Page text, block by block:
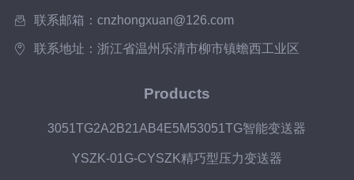
联系邮箱：cnzhongxuan@126.com
联系地址：浙江省温州乐清市柳市镇蟾西工业区
Products
3051TG2A2B21AB4E5M53051TG智能变送器
YSZK-01G-CYSZK精巧型压力变送器